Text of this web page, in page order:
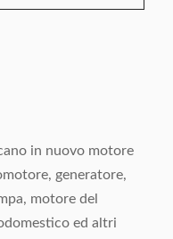
in nuovo motore
generatore,
motore del
ed altri